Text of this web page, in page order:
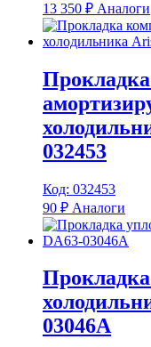
13 350 ₽ Аналоги
032453
Код: 032453
90 ₽ Аналоги
03046A